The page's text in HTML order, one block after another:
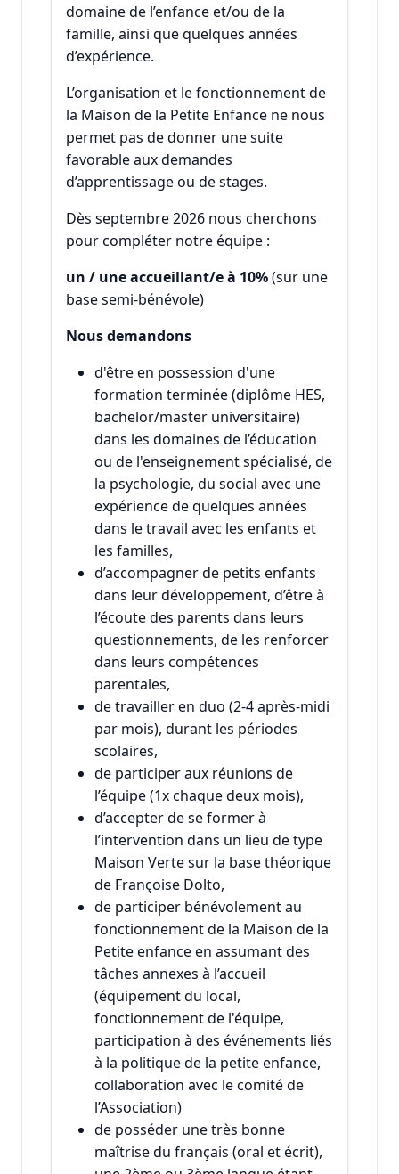
domaine de l’enfance et/ou de la
famille, ainsi que quelques années
d’expérience.
L’organisation et le fonctionnement de
la Maison de la Petite Enfance ne nous
permet pas de donner une suite
favorable aux demandes
d’apprentissage ou de stages.
Dès septembre 2026 nous cherchons
pour compléter notre équipe :
un / une accueillant/e à 10%(sur une
base semi-bénévole)
Nous demandons
d'être en possession d'une
formation terminée (diplôme HES,
bachelor/master universitaire)
dans les domaines de l’éducation
ou de l'enseignement spécialisé, de
la psychologie, du social avec une
expérience de quelques années
dans le travail avec les enfants et
les familles,
d’accompagner de petits enfants
dans leur développement, d’être à
l’écoute des parents dans leurs
questionnements, de les renforcer
dans leurs compétences
parentales,
de travailler en duo (2-4 après-midi
par mois), durant les périodes
scolaires,
de participer aux réunions de
l’équipe (1x chaque deux mois),
d’accepter de se former à
l’intervention dans un lieu de type
Maison Verte sur la base théorique
de Françoise Dolto,
de participer bénévolement au
fonctionnement de la Maison de la
Petite enfance en assumant des
tâches annexes à l’accueil
(équipement du local,
fonctionnement de l'équipe,
participation à des événements liés
à la politique de la petite enfance,
collaboration avec le comité de
l’Association)
de posséder une très bonne
maîtrise du français (oral et écrit),